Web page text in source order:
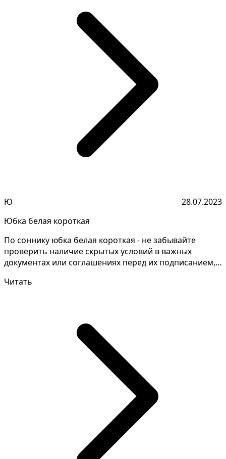
Ю
28.07.2023
Юбка белая короткая
По соннику юбка белая короткая - не забывайте
проверить наличие скрытых условий в важных
документах или соглашениях перед их подписанием,
Читать